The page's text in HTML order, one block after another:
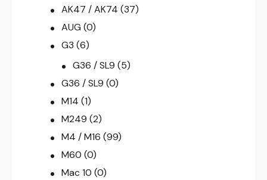
AK47 / AK74 (37)
AUG (0)
G3 (6)
G36 / SL9 (5)
G36 / SL9 (0)
M14 (1)
M249 (2)
M4 / M16 (99)
M60 (0)
Mac 10 (0)